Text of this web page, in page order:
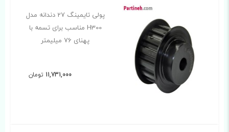
پولی تایمینگ 27 دندانه مدل
H300 مناسب برای تسمه با
پهنای 76 میلیمتر
11,731,000 تومان